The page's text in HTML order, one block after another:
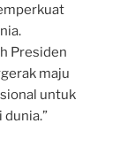
Presiden
maju
untuk